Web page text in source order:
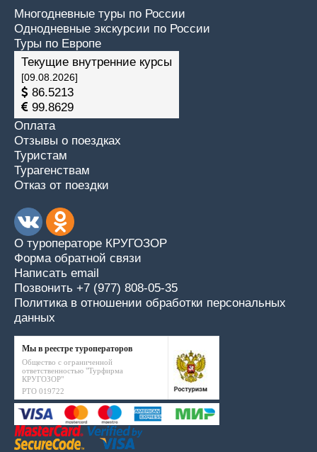
Многодневные туры по России
Однодневные экскурсии по России
Туры по Европе
Текущие внутренние курсы
[09.08.2026]
86.5213
99.8629
Оплата
Отзывы о поездках
Туристам
Турагенствам
Отказ от поездки
О туроператоре КРУГОЗОР
Форма обратной связи
Написать email
Позвонить +7 (977) 808-05-35
Политика в отношении обработки персональных
данных
Мы в реестре туроператоров
Общество с ограниченной
ответственностью "Турфирма
КРУГОЗОР"
РТО 019722